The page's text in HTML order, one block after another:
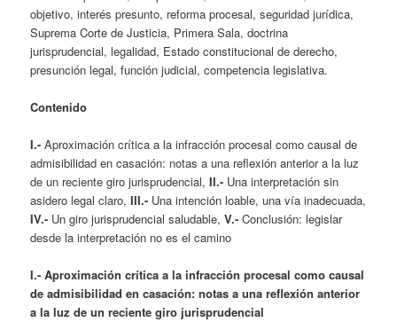
objetivo, interés presunto, reforma procesal, seguridad jurídica,
Suprema Corte de Justicia, Primera Sala, doctrina
jurisprudencial, legalidad, Estado constitucional de derecho,
presunción legal, función judicial, competencia legislativa.
Contenido
I.-Aproximación crítica a la infracción procesal como causal de
admisibilidad en casación: notas a una reflexión anterior a la luz
de un reciente giro jurisprudencial,II.- Una interpretación sin
asidero legal claro,III.- Una intención loable, una vía inadecuada,
IV.- Un giro jurisprudencial saludable,V.- Conclusión: legislar
desde la interpretación no es el camino
I.-Aproximación crítica a la infracción procesal como causal
de admisibilidad en casación: notas a una reflexión anterior
a la luz de un reciente giro jurisprudencial